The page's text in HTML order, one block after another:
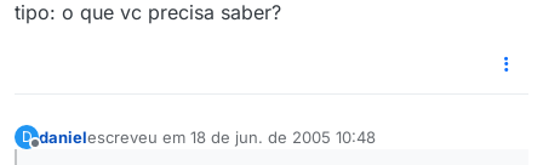
tipo: o que vc precisa saber?
D danielescreveu em 18 de jun. de 2005 10:48
última edição por